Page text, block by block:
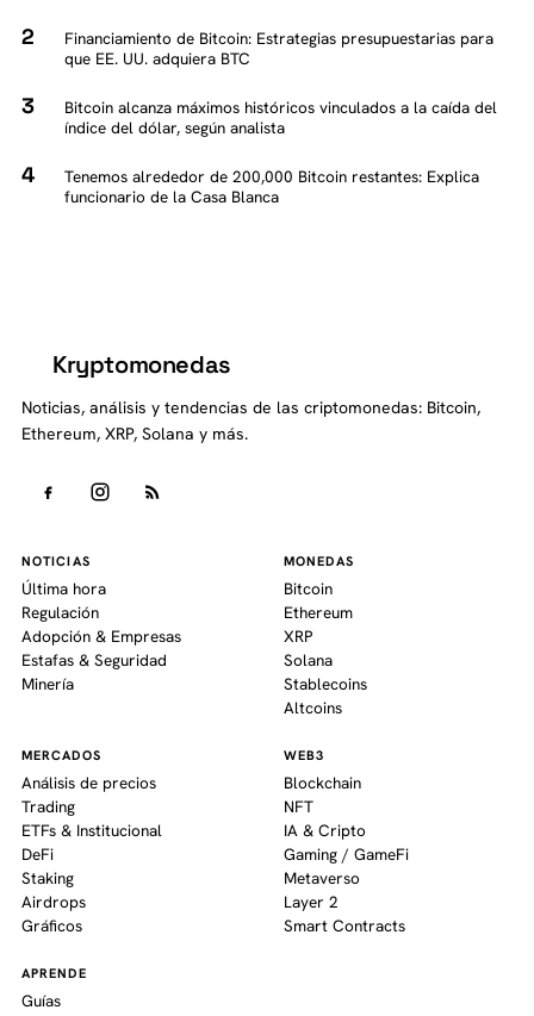
Financiamiento de Bitcoin: Estrategias presupuestarias para
que EE. UU. adquiera BTC
Bitcoin alcanza máximos históricos vinculados a la caída del
índice del dólar, según analista
Tenemos alrededor de 200,000 Bitcoin restantes: Explica
funcionario de la Casa Blanca
Kryptomonedas
Noticias, análisis y tendencias de las criptomonedas: Bitcoin,
Ethereum, XRP, Solana y más.
NOTICIAS
Última hora
Regulación
Adopción & Empresas
Estafas & Seguridad
Minería
MONEDAS
Bitcoin
Ethereum
XRP
Solana
Stablecoins
Altcoins
MERCADOS
Análisis de precios
Trading
ETFs & Institucional
DeFi
Staking
Airdrops
Gráficos
WEB3
Blockchain
NFT
IA & Cripto
Gaming / GameFi
Metaverso
Layer 2
Smart Contracts
APRENDE
Guías